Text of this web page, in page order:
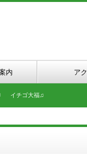
内 ア
イチゴ大福♫